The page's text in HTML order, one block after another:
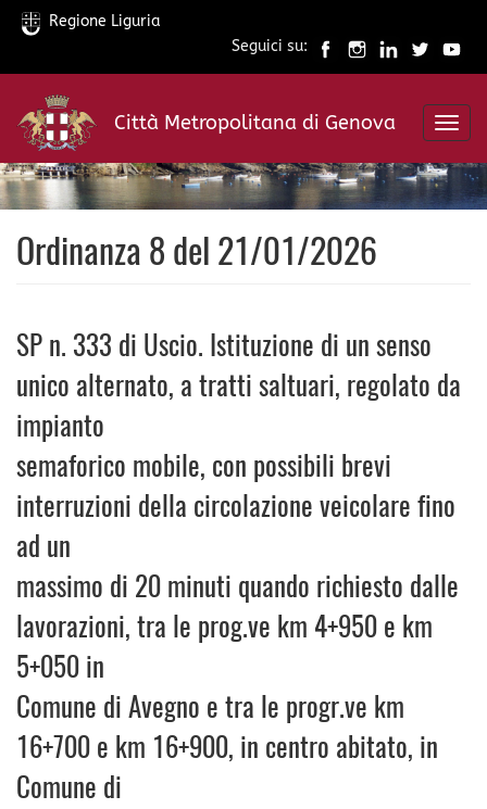
Salta
contenuto
principale
Regione Liguria
Seguici su:
Città Metropolitana di Genova
Ordinanza 8 del 21/01/2026
SP n. 333 di Uscio. Istituzione di un senso
unico alternato, a tratti saltuari, regolato da
impianto
semaforico mobile, con possibili brevi
interruzioni della circolazione veicolare fino
ad un
massimo di 20 minuti quando richiesto dalle
lavorazioni, tra le prog.ve km 4+950 e km
5+050 in
Comune di Avegno e tra le progr.ve km
16+700 e km 16+900, in centro abitato, in
Comune di